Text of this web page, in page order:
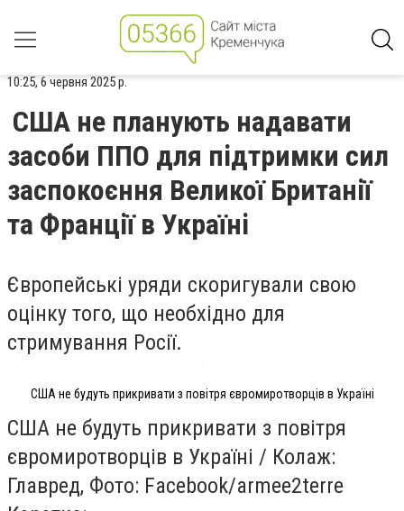
10:25, 6 червня 2025 р.
США не планують надавати
засоби ППО для підтримки сил
заспокоєння Великої Британії
та Франції в Україні
Європейські уряди скоригували свою
оцінку того, що необхідно для
стримування Росії.
США не будуть прикривати з повітря євромиротворців в Україні
США не будуть прикривати з повітря
євромиротворців в Україні / Колаж:
Главред, Фото: Facebook/armee2terre